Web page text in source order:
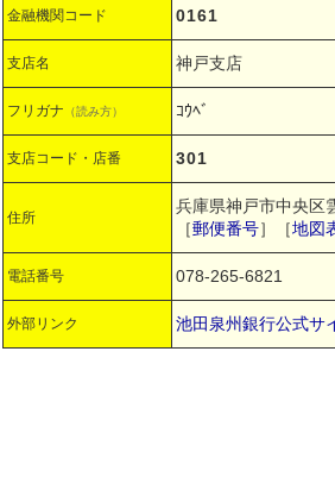
金融機関コード 0161
支店名 神戸支店
フリガナ （読み方） ｺｳﾍﾞ
支店コード・店番 301
住所
兵庫県神戸市中央区
［郵便番号］［地図
電話番号 078-265-6821
外部リンク 池田泉州銀行公式サ